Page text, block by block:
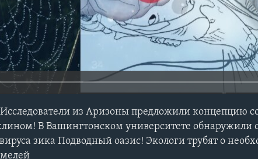
из Аризоны предложили концепцию
В Вашингтонском университете обнаружили
зика Подводный оазис! Экологи трубят о